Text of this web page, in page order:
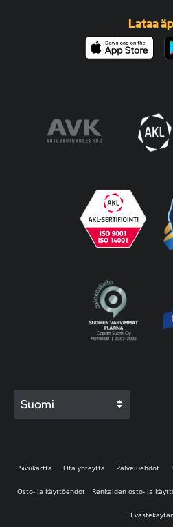
Lataa
Suomi
Sivukartta Ota yhteyttä Palveluehdot
Osto- ja käyttöehdot Renkaiden osto- ja